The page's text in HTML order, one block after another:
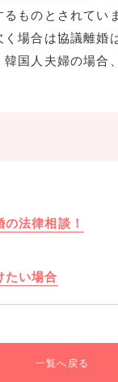
ものとされてい
場合は協議離婚
国人夫婦の場合
法律相談！
たい場合
一覧へ戻る